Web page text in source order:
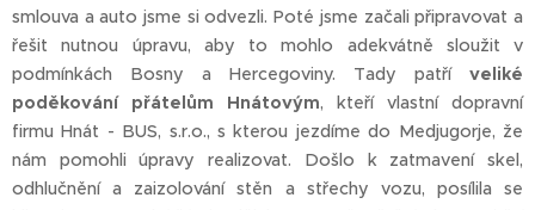
smlouva a auto jsme si odvezli. Poté jsme začali připravovat a
řešit nutnou úpravu, aby to mohlo adekvátně sloužit v
podmínkách Bosny a Hercegoviny. Tady patří veliké
poděkování přátelům Hnátovým, kteří vlastní dopravní
firmu Hnát - BUS, s.r.o., s kterou jezdíme do Medjugorje, že
nám pomohli úpravy realizovat. Došlo k zatmavení skel,
odhlučnění a zaizolování stěn a střechy vozu, posílila se